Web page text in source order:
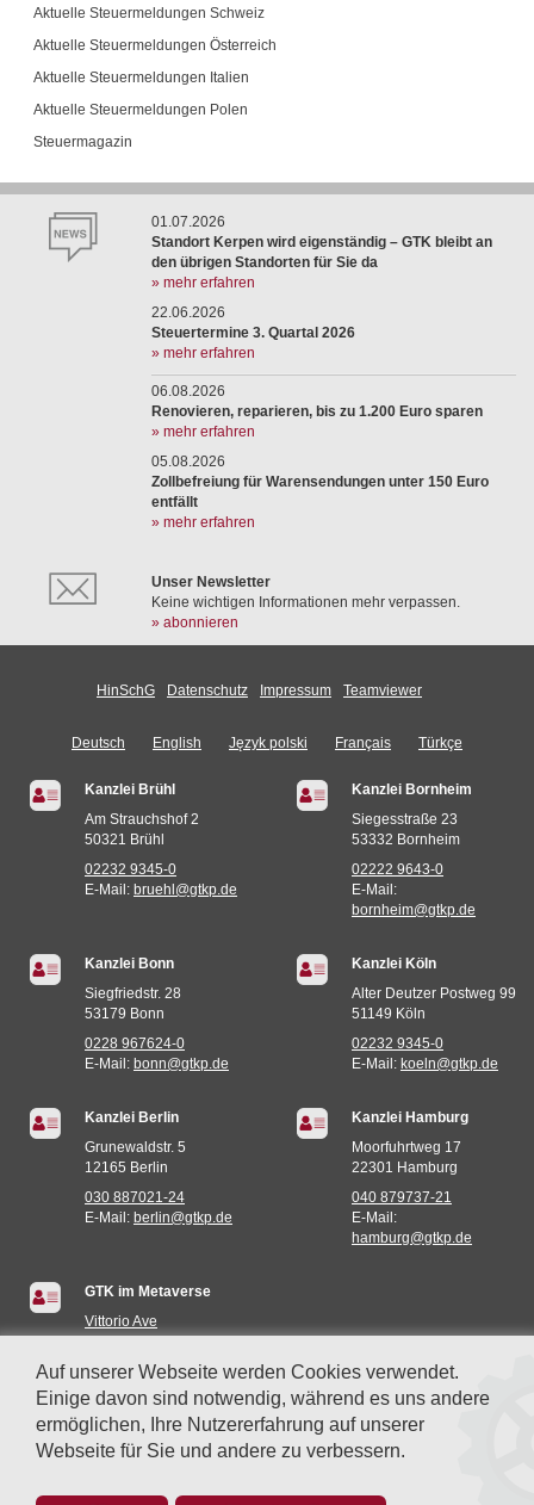
Aktuelle Steuermeldungen Schweiz
Aktuelle Steuermeldungen Österreich
Aktuelle Steuermeldungen Italien
Aktuelle Steuermeldungen Polen
Steuermagazin
01.07.2026
Standort Kerpen wird eigenständig – GTK bleibt an
den übrigen Standorten für Sie da
» mehr erfahren
22.06.2026
Steuertermine 3. Quartal 2026
» mehr erfahren
06.08.2026
Renovieren, reparieren, bis zu 1.200 Euro sparen
» mehr erfahren
05.08.2026
Zollbefreiung für Warensendungen unter 150 Euro
entfällt
» mehr erfahren
Unser Newsletter
Keine wichtigen Informationen mehr verpassen.
» abonnieren
HinSchG Datenschutz Impressum Teamviewer
Deutsch English Język polski Français Türkçe
Kanzlei Brühl
Am Strauchshof 2
50321 Brühl
02232 9345-0
E-Mail: bruehl@gtkp.de
Kanzlei Bornheim
Siegesstraße 23
53332 Bornheim
02222 9643-0
E-Mail:
bornheim@gtkp.de
Kanzlei Bonn
Siegfriedstr. 28
53179 Bonn
0228 967624-0
E-Mail: bonn@gtkp.de
Kanzlei Köln
Alter Deutzer Postweg 99
51149 Köln
02232 9345-0
E-Mail: koeln@gtkp.de
Kanzlei Berlin
Grunewaldstr. 5
12165 Berlin
030 887021-24
E-Mail: berlin@gtkp.de
Kanzlei Hamburg
Moorfuhrtweg 17
22301 Hamburg
040 879737-21
E-Mail:
hamburg@gtkp.de
GTK im Metaverse
Vittorio Ave
© 2014-2026 GTK GINSTER • THEIS • KLEIN & PARTNER mbB
Auf unserer Webseite werden Cookies verwendet.
Einige davon sind notwendig, während es uns andere
ermöglichen, Ihre Nutzererfahrung auf unserer
Webseite für Sie und andere zu verbessern.